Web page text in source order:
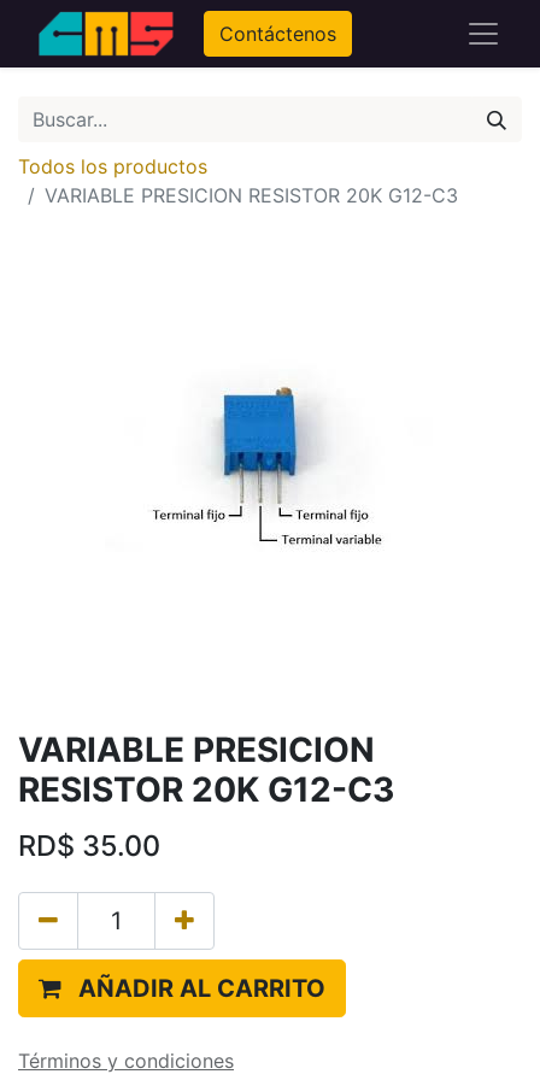
Contáctenos
Todos los productos
VARIABLE PRESICION RESISTOR 20K G12-C3
VARIABLE PRESICION
RESISTOR 20K G12-C3
RD$ 35.00
AÑADIR AL CARRITO
Términos y condiciones